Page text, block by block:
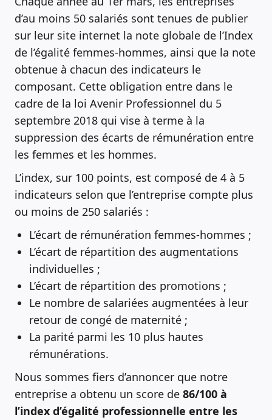
d’au moins 50 salariés sont tenues de publier
sur leur site internet la note globale de l’Index
de l’égalité femmes-hommes, ainsi que la note
obtenue à chacun des indicateurs le
composant. Cette obligation entre dans le
cadre de la loi Avenir Professionnel du 5
septembre 2018 qui vise à terme à la
suppression des écarts de rémunération entre
les femmes et les hommes.
L’index, sur 100 points, est composé de 4 à 5
indicateurs selon que l’entreprise compte plus
ou moins de 250 salariés :
L’écart de rémunération femmes-hommes ;
L’écart de répartition des augmentations
individuelles ;
L’écart de répartition des promotions ;
Le nombre de salariées augmentées à leur
retour de congé de maternité ;
La parité parmi les 10 plus hautes
rémunérations.
Nous sommes fiers d’annoncer que notre
entreprise a obtenu un score de 86/100 à
l’index d’égalité professionnelle entre les